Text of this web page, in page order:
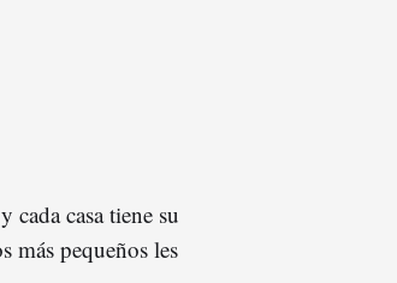
cada casa tiene su
más pequeños les